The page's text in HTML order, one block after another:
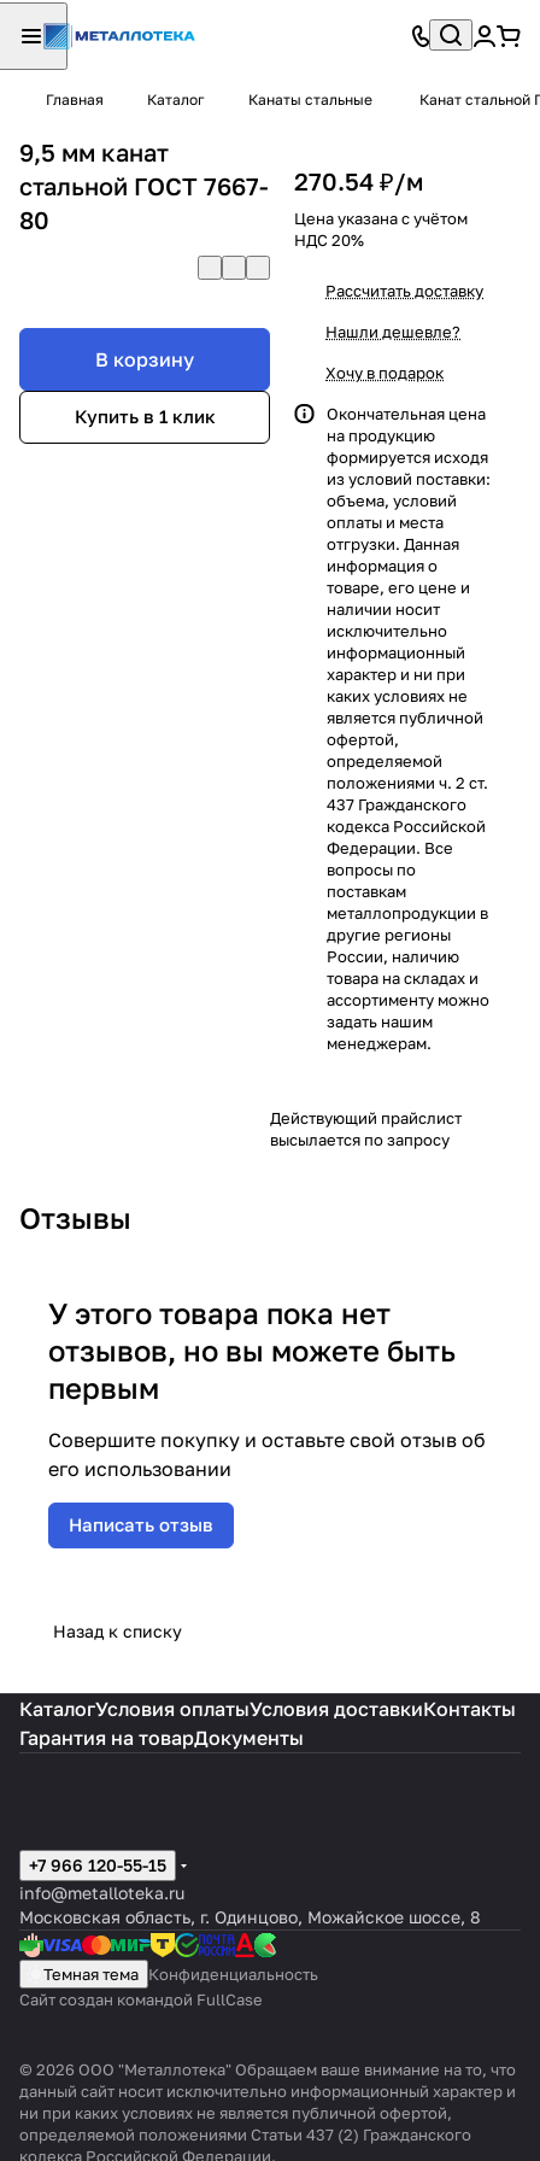
Главная Каталог Канаты стальные Канат стальной
9,5 мм канат
стальной ГОСТ 7667-
80
В корзину
Купить в 1 клик
270.54 ₽/м
Цена указана с учётом
НДС 20%
Рассчитать доставку
Нашли дешевле?
Хочу в подарок
Окончательная цена
на продукцию
формируется исходя
из условий поставки:
объема, условий
оплаты и места
отгрузки. Данная
информация о
товаре, его цене и
наличии носит
исключительно
информационный
характер и ни при
каких условиях не
является публичной
офертой,
определяемой
положениями ч. 2 ст.
437 Гражданского
кодекса Российской
Федерации. Все
вопросы по
поставкам
металлопродукции в
другие регионы
России, наличию
товара на складах и
ассортименту можно
задать нашим
менеджерам.
Действующий прайслист
высылается по запросу
Отзывы
У этого товара пока нет
отзывов, но вы можете быть
первым
Совершите покупку и оставьте свой отзыв об
его использовании
Написать отзыв
Назад к списку
КаталогУсловия оплатыУсловия доставкиКонтакты
Гарантия на товарДокументы
+7 966 120-55-15
info@metalloteka.ru
Московская область, г. Одинцово, Можайское шоссе, 8
Темная тема Конфиденциальность
Сайт создан командой FullCase
© 2026 ООО "Металлотека" Обращаем ваше внимание на то, что
данный сайт носит исключительно информационный характер и
ни при каких условиях не является публичной офертой,
определяемой положениями Статьи 437 (2) Гражданского
кодекса Российской Федерации.